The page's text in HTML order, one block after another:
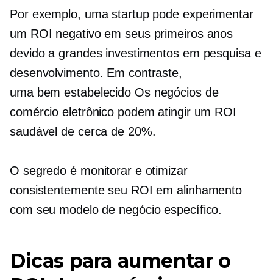
Por exemplo, uma startup pode experimentar
um ROI negativo em seus primeiros anos
devido a grandes investimentos em pesquisa e
desenvolvimento. Em contraste,
uma bem estabelecido Os negócios de
comércio eletrônico podem atingir um ROI
saudável de cerca de 20%.
O segredo é monitorar e otimizar
consistentemente seu ROI em alinhamento
com seu modelo de negócio específico.
Dicas para aumentar o